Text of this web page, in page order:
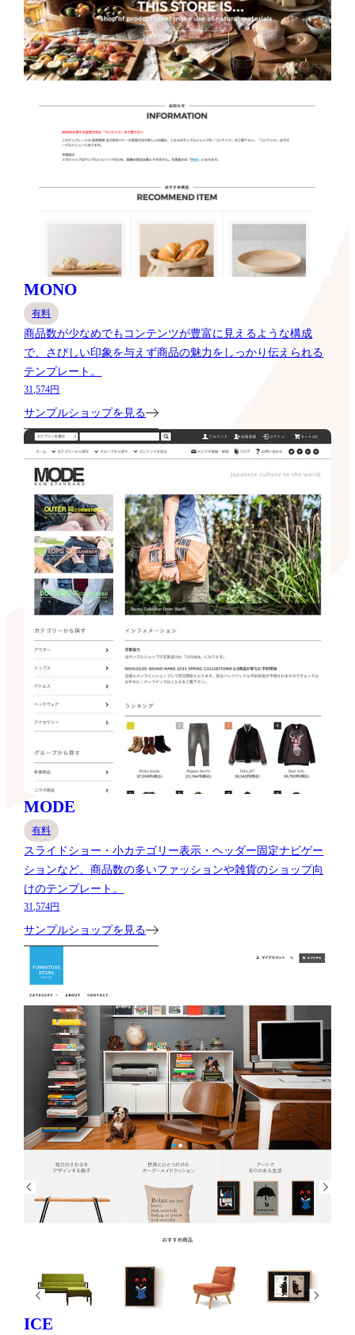
MONO
有料
商品数が少なめでもコンテンツが豊富に見えるような構成
で、さびしい印象を与えず商品の魅力をしっかり伝えられる
テンプレート。
31,574円
サンプルショップを見る
MODE
有料
スライドショー・小カテゴリー表示・ヘッダー固定ナビゲー
ションなど、商品数の多いファッションや雑貨のショップ向
けのテンプレート。
31,574円
サンプルショップを見る
ICE